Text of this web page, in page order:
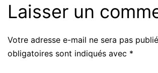
Laisser un
Votre adresse e-mail ne sera pas
obligatoires sont indiqués avec *